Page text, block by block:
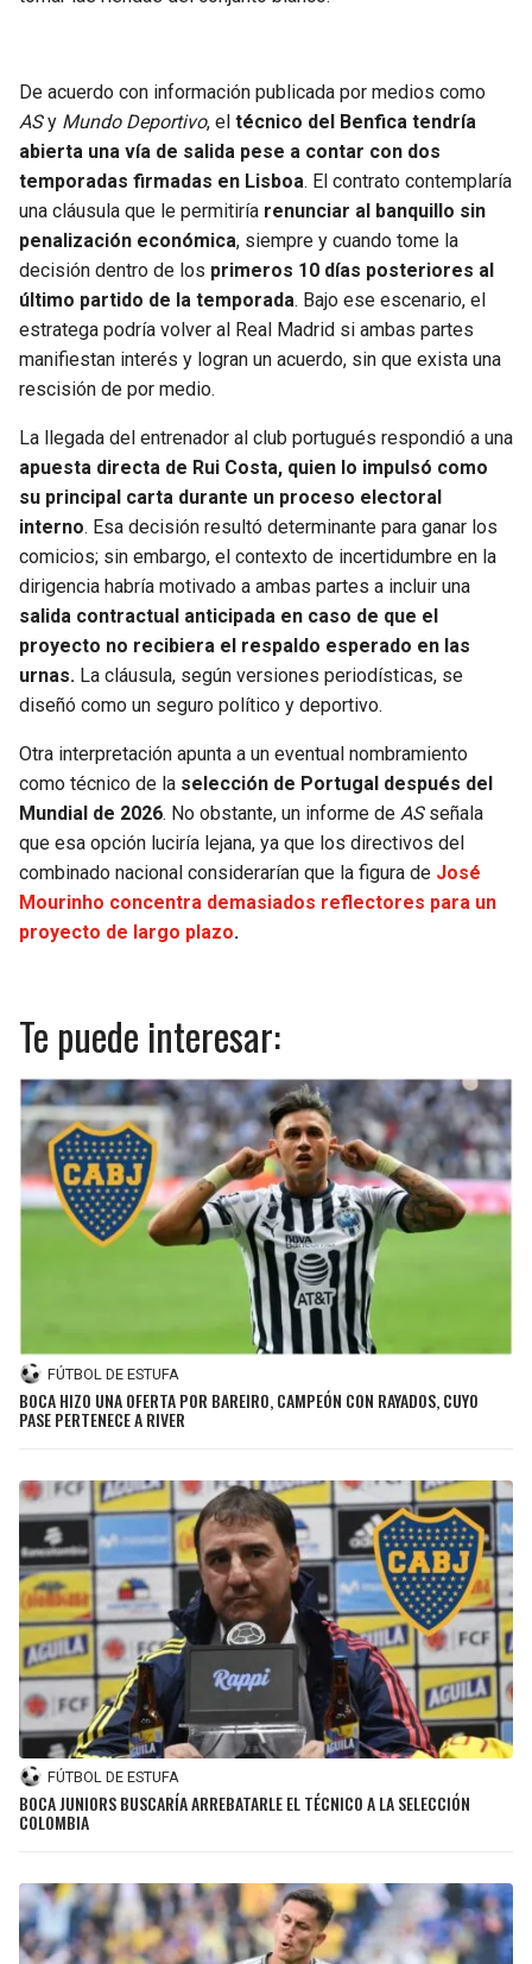
De acuerdo con información publicada por medios como
ASy Mundo Deportivo, el técnico del Benfica tendría
abierta una vía de salida pese a contar con dos
temporadas firmadas en Lisboa. El contrato contemplaría
una cláusula que le permitiría renunciar al banquillo sin
penalización económica, siempre y cuando tome la
decisión dentro de los primeros 10 días posteriores al
último partido de la temporada. Bajo ese escenario, el
estratega podría volver al Real Madrid si ambas partes
manifiestan interés y logran un acuerdo, sin que exista una
rescisión de por medio.
La llegada del entrenador al club portugués respondió a una
apuesta directa de Rui Costa, quien lo impulsó como
su principal carta durante un proceso electoral
interno. Esa decisión resultó determinante para ganar los
comicios; sin embargo, el contexto de incertidumbre en la
dirigencia habría motivado a ambas partes a incluir una
salida contractual anticipada en caso de que el
proyecto no recibiera el respaldo esperado en las
urnas. La cláusula, según versiones periodísticas, se
diseñó como un seguro político y deportivo.
Otra interpretación apunta a un eventual nombramiento
como técnico de la selección de Portugal después del
Mundial de 2026. No obstante, un informe de AS señala
que esa opción luciría lejana, ya que los directivos del
combinado nacional considerarían que la figura de José
Mourinho concentra demasiados reflectores para un
proyecto de largo plazo.
Te puede interesar:
FÚTBOL DE ESTUFA
BOCA HIZO UNA OFERTA POR BAREIRO, CAMPEÓN CON RAYADOS, CUYO
PASE PERTENECE A RIVER
FÚTBOL DE ESTUFA
BOCA JUNIORS BUSCARÍA ARREBATARLE EL TÉCNICO A LA SELECCIÓN
COLOMBIA